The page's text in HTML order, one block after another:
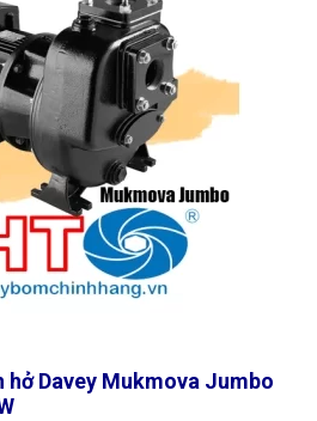
hở Davey Mukmova Jumbo